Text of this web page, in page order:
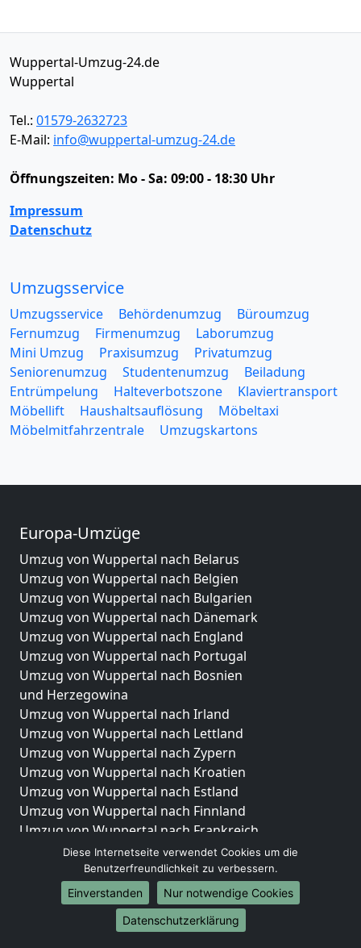
Wuppertal-Umzug-24.de
Wuppertal
Tel.: 01579-2632723
E-Mail: info@wuppertal-umzug-24.de
Öffnungszeiten: Mo - Sa: 09:00 - 18:30 Uhr
Impressum
Datenschutz
Umzugsservice
Umzugsservice Behördenumzug
Büroumzug
Fernumzug
Firmenumzug
Laborumzug
Mini Umzug
Praxisumzug
Privatumzug
Seniorenumzug
Studentenumzug
Beiladung
Entrümpelung
Halteverbotszone
Klaviertransport
Möbellift
Haushaltsauflösung
Möbeltaxi
Möbelmitfahrzentrale
Umzugskartons
Europa-Umzüge
Umzug von Wuppertal nach Belarus
Umzug von Wuppertal nach Belgien
Umzug von Wuppertal nach Bulgarien
Umzug von Wuppertal nach Dänemark
Umzug von Wuppertal nach England
Umzug von Wuppertal nach Portugal
Umzug von Wuppertal nach Bosnien
und Herzegowina
Umzug von Wuppertal nach Irland
Umzug von Wuppertal nach Lettland
Umzug von Wuppertal nach Zypern
Umzug von Wuppertal nach Kroatien
Umzug von Wuppertal nach Estland
Umzug von Wuppertal nach Finnland
Umzug von Wuppertal nach Frankreich
Umzug von Wuppertal nach Griechenland
Umzug von Wuppertal nach Italien
Umzug von Wuppertal nach Liechtenstein
Umzug von Wuppertal nach Luxemburg
Umzug von Wuppertal nach Niederlande
Diese Internetseite verwendet Cookies um die
Benutzerfreundlichkeit zu verbessern.
Einverstanden
Nur notwendige Cookies
Datenschutzerklärung